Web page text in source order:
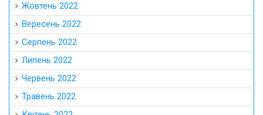
Жовтень 2022
Вересень 2022
Серпень 2022
Липень 2022
Червень 2022
Травень 2022